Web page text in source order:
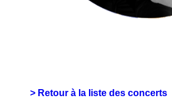
> Retour à la liste des concerts